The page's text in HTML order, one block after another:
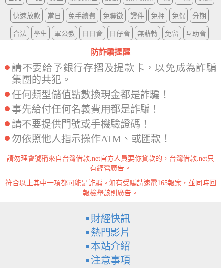
快速放款 當日 免手續費 免聯徵 證件 免押 免保 分期
合法 學生 軍公教 日日會 日仔會 無薪轉 免留 互助會
防詐騙提醒
請不要給予銀行存摺及提款卡，以免成為詐騙
集團的共犯。
任何類型儲值點數換現金都是詐騙！
事先給付任何名義費用都是詐騙！
請不要提供門號或手機驗證碼！
勿依照他人指示操作ATM、或匯款！
請勿理會號稱來自台灣借款.net官方人員要你貸款的，台灣借款.net只
有經營廣告。
符合以上其中一項都可能是詐騙。如有受騙請速電165報案，並同時回
報檢舉該則廣告。
財經快訊
熱門影片
本站介紹
注意事項